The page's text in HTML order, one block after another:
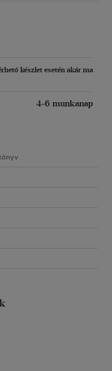
készlet esetén akár ma
4-6 munkanap